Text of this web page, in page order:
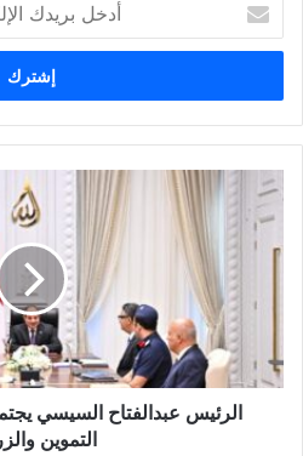
خ
ب
ر
ك
ل
ت
ر
الرئيس عبدالفتاح السيسي
التموين